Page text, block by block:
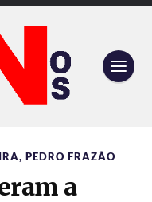
,PEDRO FRAZÃO
a